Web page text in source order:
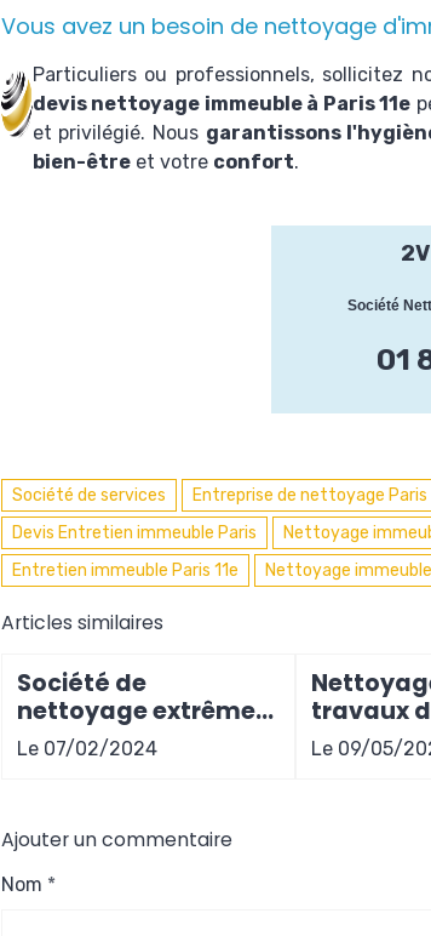
Vous avez un besoin de nettoyage
Particuliers ou professionnels, sollicitez
devis nettoyage immeuble à Paris 11e
et privilégié. Nous garantissons
bien-êtreet votre confort.
Société
01
Société de services Entreprise de nettoyage Paris
Devis Entretien immeuble Paris
Nettoyage
Entretien immeuble Paris 11e
Nettoyage immeuble
Articles similaires
Société de
nettoyage extrême
en Gironde
Le 07/02/2024
travaux
9e
Le 09/05/
Ajouter un commentaire
Nom